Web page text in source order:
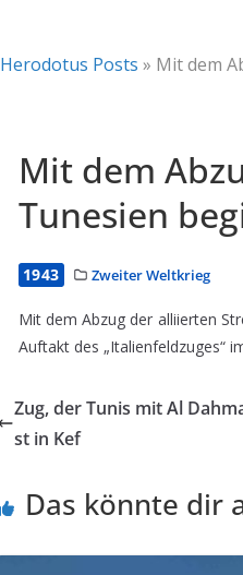
Herodotus Posts » Mit dem
Mit dem
Tunesien
1943 Zweiter Weltkrieg
Mit dem Abzug der alliierten
Auftakt des „Italienfeldzuges“
Zug, der Tunis mit Al
st in Kef
Das könnte dir